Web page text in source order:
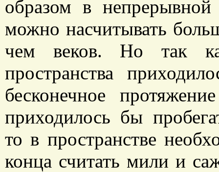
образом в непрерывной
можно насчитывать
чем веков. Но так
пространства
бесконечное
приходилось бы
то в пространстве
конца считать мили и